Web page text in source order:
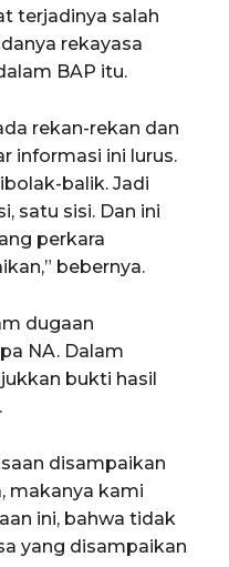
terjadinya salah
rekayasa
BAP itu.
rekan-rekan dan
informasi ini lurus.
balik. Jadi
satu sisi. Dan ini
perkara
bebernya.
dugaan
NA. Dalam
bukti hasil
disampaikan
makanya kami
ini, bahwa tidak
yang disampaikan